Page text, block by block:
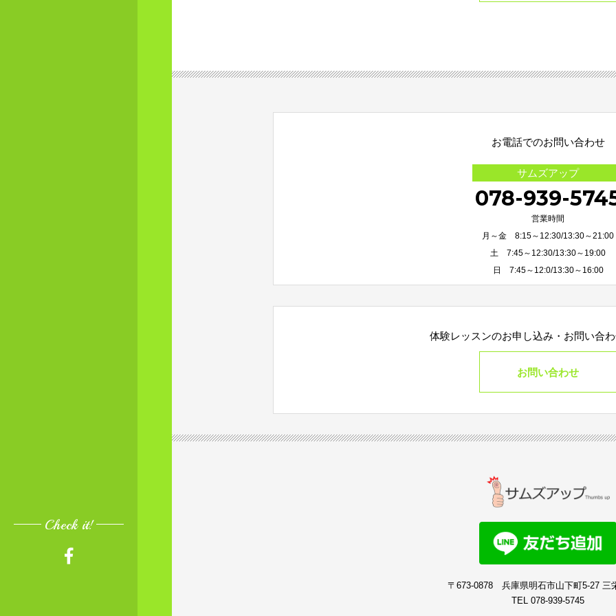
Check it!
お電話でのお問い合わせ
サムズアップ
078-939-
営業時間
月～金 8:15～12:30/13:30～21:00
土 7:45～12:30/13:30～19:00
日 7:45～12:0/13:30～16:00
体験レッスンのお申し込み・ お問い合
お問い合わせ
〒673-0878 兵庫県明石市山下町5-27 三
TEL 078-939-5745